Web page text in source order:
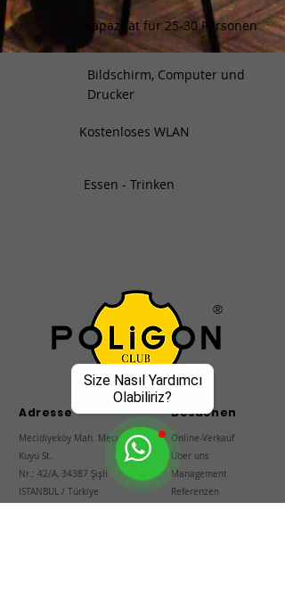
Size Nasıl Yardımcı
Olabiliriz?
Kapazität für 25-30 Personen
Bildschirm, Computer und
Drucker
Kostenloses WLAN
Essen - Trinken
®
Adresse
Mecidiyeköy Mah. Mecidiye
Kuyu St.
Nr.: 42/A, 34387 Şişli
ISTANBUL / Türkiye
Besuchen
Online-Verkauf
Über uns
Management
Referenzen